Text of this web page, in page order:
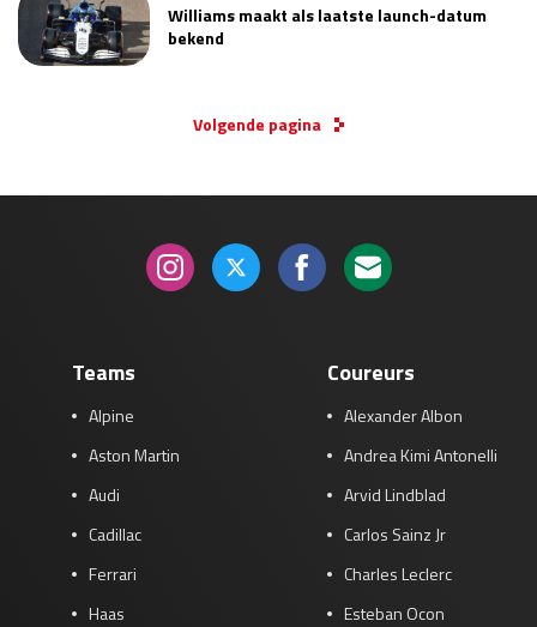
Williams maakt als laatste launch-datum
bekend
Volgende pagina
Teams
Alpine
Aston Martin
Audi
Cadillac
Ferrari
Haas
Coureurs
Alexander Albon
Andrea Kimi Antonelli
Arvid Lindblad
Carlos Sainz Jr
Charles Leclerc
Esteban Ocon